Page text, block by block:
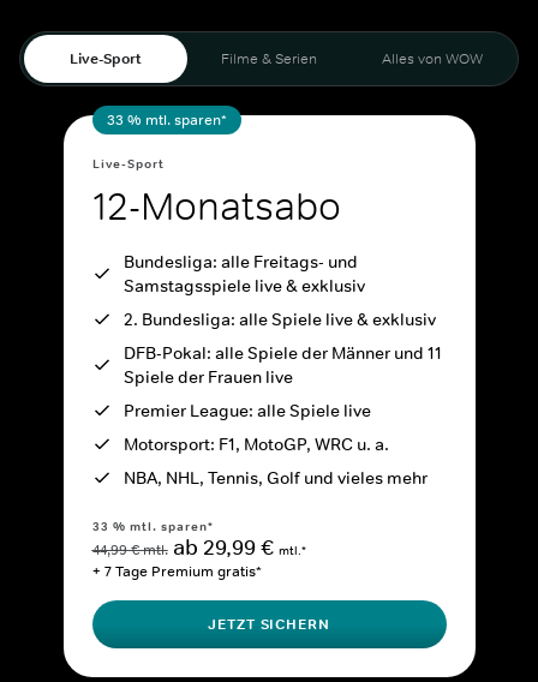
Live-Sport Filme & Serien Alles von WOW
33 % mtl. sparen*
Live-Sport
12-Monatsabo
Bundesliga: alle Freitags- und
Samstagsspiele live & exklusiv
2. Bundesliga: alle Spiele live & exklusiv
DFB-Pokal: alle Spiele der Männer und 11
Spiele der Frauen live
Premier League: alle Spiele live
Motorsport: F1, MotoGP, WRC u. a.
NBA, NHL, Tennis, Golf und vieles mehr
33 % mtl. sparen*
44,99 € mtl. ab 29,99 € mtl.*
+ 7 Tage Premium gratis*
JETZT SICHERN